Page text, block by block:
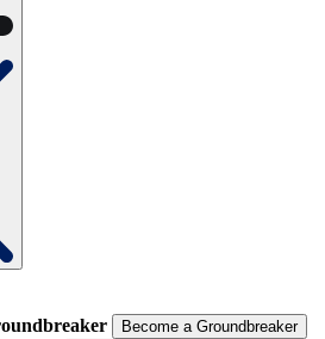
Become a Groundbreaker